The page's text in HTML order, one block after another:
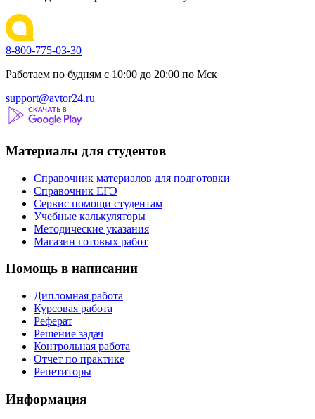
8-800-775-03-30
Работаем по будням с 10:00 до 20:00 по Мск
support@avtor24.ru
Материалы для студентов
Справочник материалов для подготовки
Справочник ЕГЭ
Сервис помощи студентам
Учебные калькуляторы
Методические указания
Магазин готовых работ
Помощь в написании
Дипломная работа
Курсовая работа
Реферат
Решение задач
Контрольная работа
Отчет по практике
Репетиторы
Информация